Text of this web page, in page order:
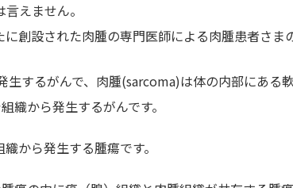
えません。
創設された肉腫の専門医師による肉腫患者さま
するがんで、肉腫(sarcoma)は体の内部にある
織から発生するがんです。
から発生する腫瘍です。